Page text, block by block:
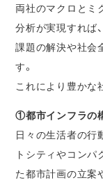
両社のマクロとミ
分析が実現すれば
課題の解決や社会
す。
これにより豊かな
①都市インフラの
日々の生活者の行
トシティやコンパ
た都市計画の立案